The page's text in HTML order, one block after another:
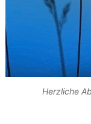
Herzliche